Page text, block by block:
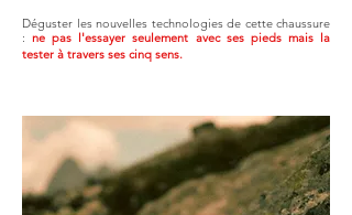
Déguster les nouvelles technologies de cette chaussure
:ne pas l'essayer seulement avec ses pieds mais la
tester à travers ses cinq sens.